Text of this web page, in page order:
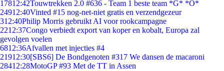
17812:42Touwtrekken 2.0 #636 - Team 1 beste team *G* *O*
24912:40Vinted #15 nog-net-niet gratis en verzendgezeur
312:40Philip Morris gebruikt AI voor rookcampagne
2212:37Congo verbiedt export van koper en kobalt, Europa zal
gevolgen voelen
6812:36Afvallen met injecties #4
21912:30[SBS6] De Bondgenoten #317 We dansen de macaroni
28412:28MotoGP #93 Met de TT in Assen